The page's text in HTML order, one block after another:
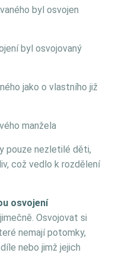
byl osvojen
byl osvojovaný
jako o vlastního již
manžela
pouze nezletilé děti,
což vedlo k rozdělení
osvojení
Osvojovat si
nemají potomky,
nebo jimž jejich